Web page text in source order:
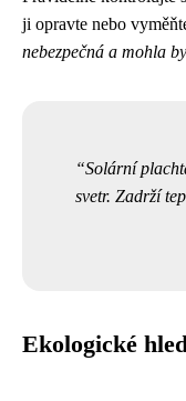
ji opravte nebo
nebezpečná a mohla
Solární
svetr. Zadrží
Ekologické